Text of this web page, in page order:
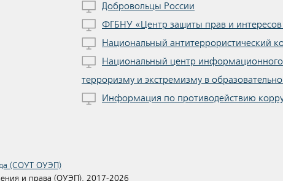
Добровольцы России
ФГБНУ «Центр защиты прав и интересов
Национальный антитеррористический
Национальный центр информационного
терроризму и экстремизму в
Информация по противодействию
(СОУТ ОУЭП)
и права (ОУЭП), 2017-2026